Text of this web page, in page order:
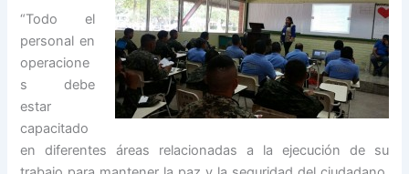
“Todo el
personal en
operacione
s debe
estar
capacitado
en diferentes áreas relacionadas a la ejecución de su